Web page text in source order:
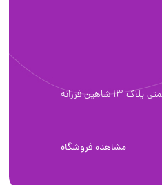
فرزانه
مشاهده فروشگاه